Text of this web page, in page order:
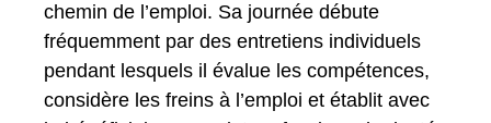
chemin de l’emploi. Sa journée débute
fréquemment par des entretiens individuels
pendant lesquels il évalue les compétences,
considère les freins à l’emploi et établit avec